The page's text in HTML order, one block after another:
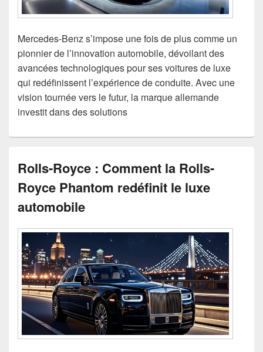
Mercedes-Benz s’impose une fois de plus comme un
pionnier de l’innovation automobile, dévoilant des
avancées technologiques pour ses voitures de luxe
qui redéfinissent l’expérience de conduite. Avec une
vision tournée vers le futur, la marque allemande
investit dans des solutions
Rolls-Royce : Comment la Rolls-
Royce Phantom redéfinit le luxe
automobile